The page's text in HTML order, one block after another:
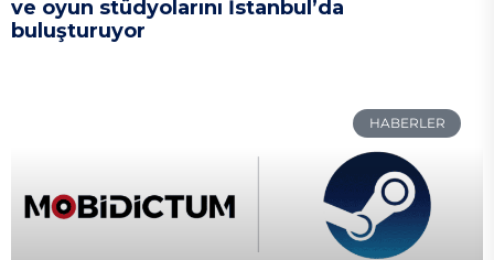
ve oyun stüdyolarını İstanbul’da
buluşturuyor
HABERLER